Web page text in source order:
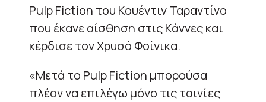
Pulp Fiction του Κουέντιν Ταραντίνο
που έκανε αίσθηση στις Κάννες και
κέρδισε τον Χρυσό Φοίνικα.
«Μετά το Pulp Fiction μπορούσα
πλέον να επιλέγω μόνο τις ταινίες